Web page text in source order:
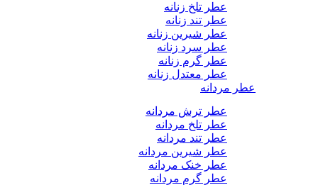
عطر تلخ زنانه
عطر تند زنانه
عطر شیرین زنانه
عطر سرد زنانه
عطر گرم زنانه
عطر معتدل زنانه
عطر مردانه
عطر ترش مردانه
عطر تلخ مردانه
عطر تند مردانه
عطر شیرین مردانه
عطر خنک مردانه
عطر گرم مردانه